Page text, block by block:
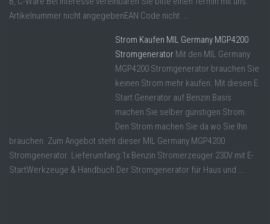
Artikelnummer nicht angegebenEAN Code nicht ...
Strom Kaufen MIL Germany MGP4200
Stromgenerator Mit den MIL Germany
MGP4200 Stromgenerator brauchen Sie
keinen Strom mehr kaufen. Mit diesen E
Start Generator auf Benzin Basis
machen Sie selber günstigen Strom.
Den Strom machen Sie da wo Sie Ihn
brauchen. Zum Angebot steht dieser MIL Germany MGP4200
Stromgenerator. Lieferumfang:1x Benzin Stromerzeuger 230V mit E-
StartWerkzeuge & Handbuch Der Stromgenerator für Haus und ...